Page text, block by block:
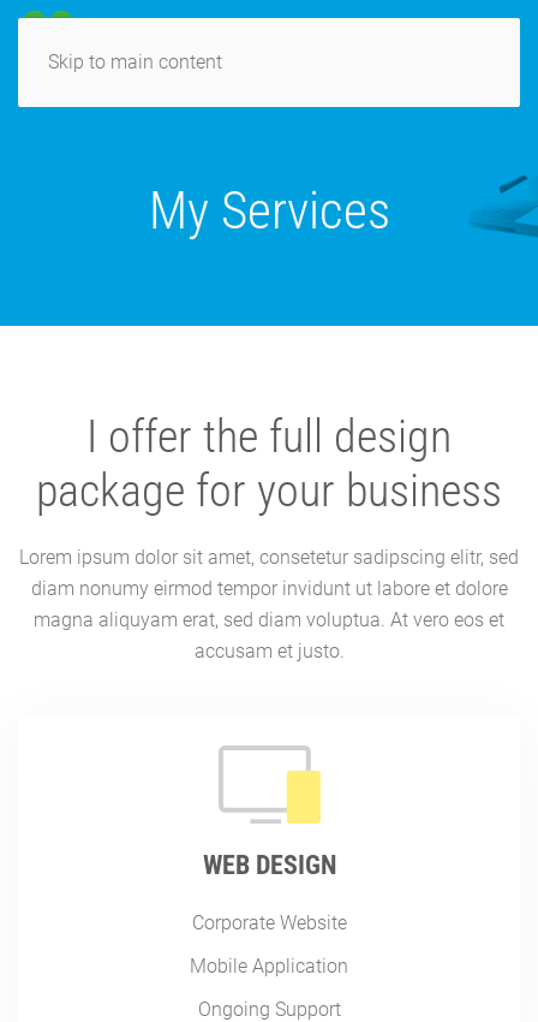
Skip to main content
My Services
I offer the full design
package for your business
Lorem ipsum dolor sit amet, consetetur sadipscing elitr, sed
diam nonumy eirmod tempor invidunt ut labore et dolore
magna aliquyam erat, sed diam voluptua. At vero eos et
accusam et justo.
WEB DESIGN
Corporate Website
Mobile Application
Ongoing Support